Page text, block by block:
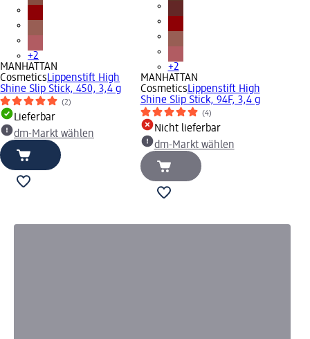
+2
MANHATTAN
CosmeticsLippenstift High
Shine Slip Stick, 450, 3,4 g
(2)
Lieferbar
dm-Markt wählen
+2
MANHATTAN
CosmeticsLippenstift High
Shine Slip Stick, 94F, 3,4 g
(4)
Nicht lieferbar
dm-Markt wählen